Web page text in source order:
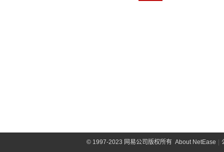
©1997-2023 网易公司版权所有 About NetEase